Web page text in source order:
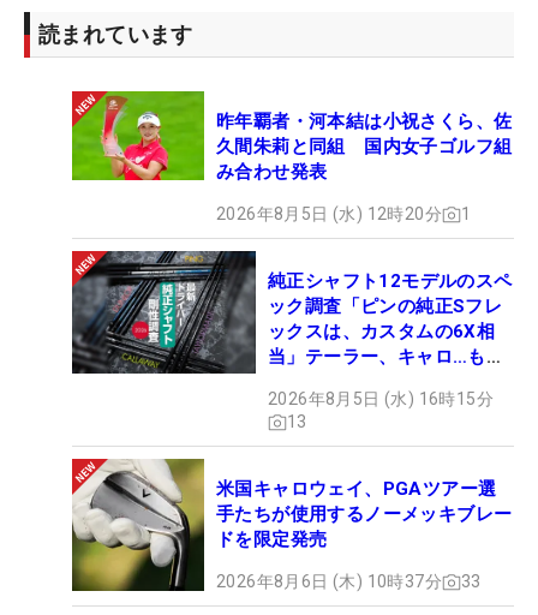
読まれています
昨年覇者・河本結は小祝さくら、佐
久間朱莉と同組 国内女子ゴルフ組
み合わせ発表
2026年8月5日 (水) 12時20分 1
純正シャフト12モデルのスペ
ック調査「ピンの純正Sフレ
ックスは、カスタムの6X相
当」テーラー、キャロ…もチ
2026年8月5日 (水) 16時15分
13
米国キャロウェイ、PGAツアー選
手たちが使用するノーメッキブレー
ドを限定発売
2026年8月6日 (木) 10時37分 33